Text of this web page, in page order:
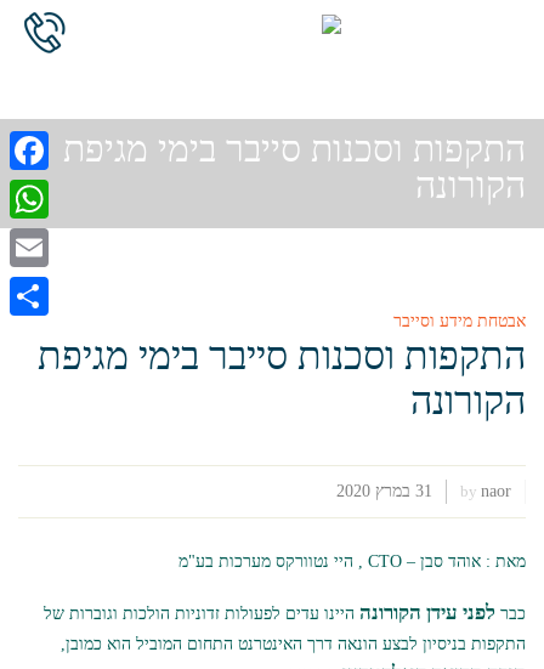
התקפות וסכנות סייבר בימי מגיפת
הקורונה
אבטחת מידע וסייבר
התקפות וסכנות סייבר בימי מגיפת
הקורונה
by naor 31 במרץ 2020
מאת : אוהד סבן – CTO , היי נטוורקס מערכות בע"מ
כבר לפני עידן הקורונה היינו עדים לפעולות זדוניות הולכות וגוברות של
התקפות בניסיון לבצע הונאה דרך האינטרנט התחום המוביל הוא כמובן,
Email